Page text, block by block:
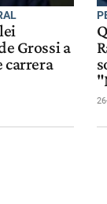
Grossi a
carrera